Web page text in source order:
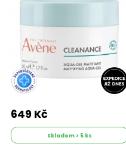
649 Kč
Skladem > 5 ks